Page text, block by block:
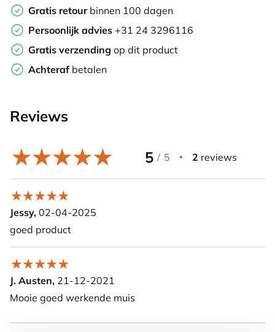
Gratis retourbinnen 100 dagen
Persoonlijk advies +31 24 3296116
Gratis verzending op dit product
Achteraf betalen
Reviews
5 / 5 2 reviews
Jessy, 02-04-2025
goed product
J. Austen, 21-12-2021
Mooie goed werkende muis